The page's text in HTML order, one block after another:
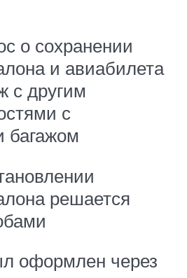
о сохранении
и авиабилета
с другим
с
багажом
решается
оформлен через